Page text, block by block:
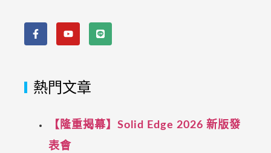
熱門文章
【隆重揭幕】Solid Edge 2026 新版發
表會